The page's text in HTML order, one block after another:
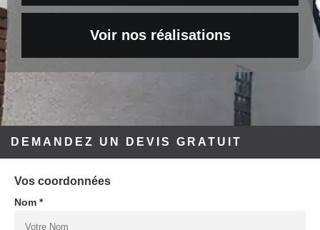
Voir nos réalisations
DEMANDEZ UN DEVIS GRATUIT
Vos coordonnées
Nom *